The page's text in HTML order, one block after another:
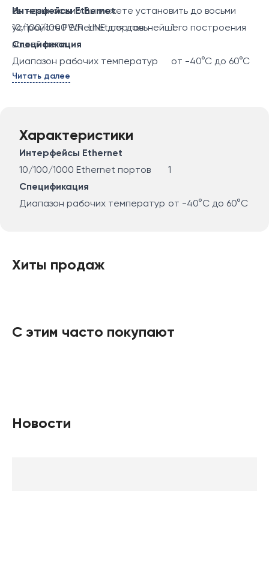
бы невыносимо Вы можете установить до восьми
устройств PWR-LINE для дальнейшего построения
вашей сети.
Интерфейсы Ethernet
10/100/1000 Ethernet портов
1
Спецификация
Диапазон рабочих температур
от -40°C до 60°C
Читать далее
Характеристики
Интерфейсы Ethernet
10/100/1000 Ethernet портов
1
Спецификация
Диапазон рабочих температур от -40°C до 60°C
Хиты продаж
С этим часто покупают
Новости